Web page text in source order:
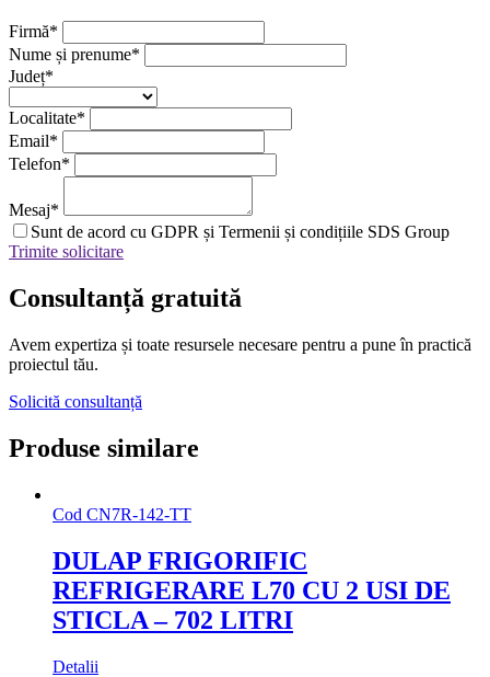
Firmă*
Nume și prenume*
Județ*
Localitate*
Email*
Telefon*
Mesaj*
Sunt de acord cu GDPR și Termenii și condițiile SDS Group
Trimite solicitare
Consultanță gratuită
Avem expertiza și toate resursele necesare pentru a pune în practică
proiectul tău.
Solicită consultanță
Produse similare
Cod CN7R-142-TT
DULAP FRIGORIFIC
REFRIGERARE L70 CU 2 USI DE
STICLA – 702 LITRI
Detalii